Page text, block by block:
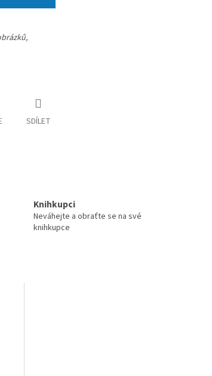
SDÍLET
Knihkupci
Neváhejte a obraťte se na své
knihkupce